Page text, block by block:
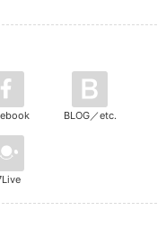
BLOG／etc.